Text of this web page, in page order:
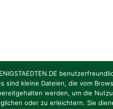
sind kleine Dateien, die vom
werden, um die
oder zu erleichtern. Sie